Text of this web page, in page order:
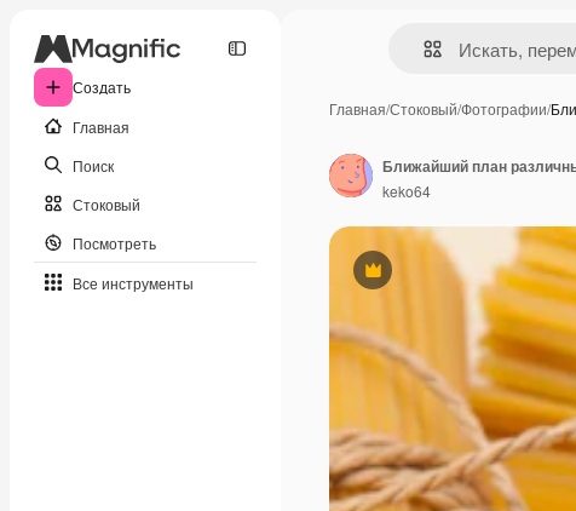
Создать
Главная
Поиск
Стоковый
Посмотреть
Все инструменты
Главная/Стоковый/Фотографии/
Премиум
Ближайший план
keko64